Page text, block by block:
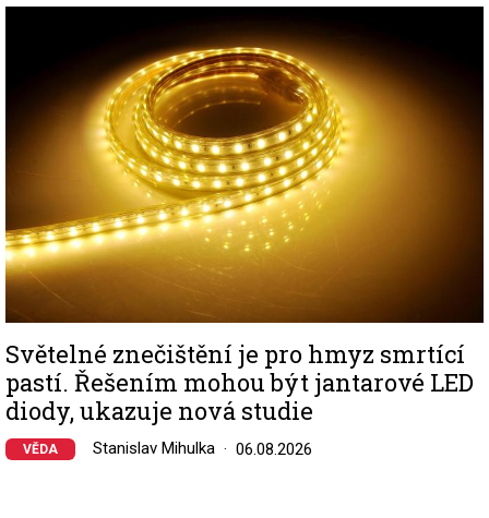
Světelné znečištění je pro hmyz smrtící
pastí. Řešením mohou být jantarové LED
diody, ukazuje nová studie
VĚDA Stanislav Mihulka 06.08.2026